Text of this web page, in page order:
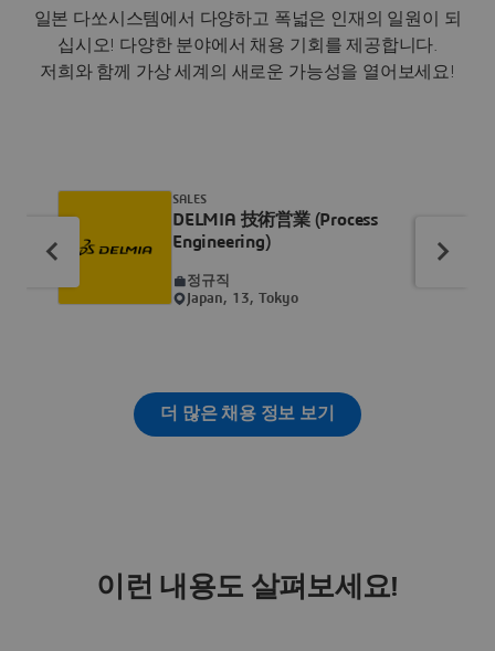
일본 다쏘시스템에서 다양하고 폭넓은 인재의 일원이 되
십시오! 다양한 분야에서 채용 기회를 제공합니다.
저희와 함께 가상 세계의 새로운 가능성을 열어보세요!
DELMIA 技術営業 (Process
Engineering)
SALES
정규직
Japan, 13, Tokyo
더 많은 채용 정보 보기
이런 내용도 살펴보세요!